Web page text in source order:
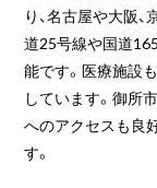
り、名古屋や大阪
道25号線や国道
能です。医療施設
しています。御所
へのアクセスも良
す。